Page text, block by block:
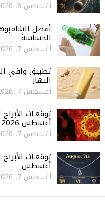
أغسطس 8, 2026
أفضل
الحساسة
أغسطس 7, 2026
تطبيق واقي
النهار
أغسطس 7, 2026
أغسطس 2026
أغسطس 7, 2026
أغسطس
أغسطس 7, 2026